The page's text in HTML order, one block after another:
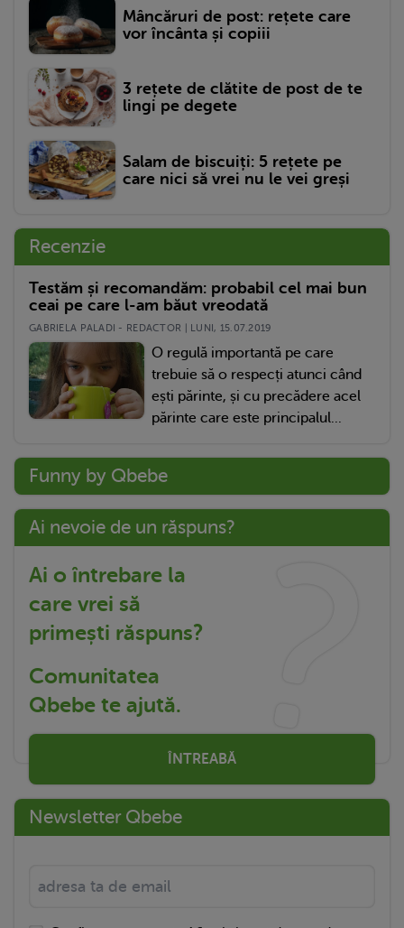
Mâncăruri de post: rețete care
vor încânta și copiii
3 rețete de clătite de post de te
lingi pe degete
Salam de biscuiți: 5 rețete pe
care nici să vrei nu le vei greși
Recenzie
Testăm și recomandăm: probabil cel mai bun
ceai pe care l-am băut vreodată
GABRIELA PALADI - REDACTOR | LUNI, 15.07.2019
O regulă importantă pe care
trebuie să o respecți atunci când
ești părinte, și cu precădere acel
părinte care este principalul...
Funny by Qbebe
Ai nevoie de un răspuns?
Ai o întrebare la
care vrei să
primești răspuns?
Comunitatea
Qbebe te ajută.
ÎNTREABĂ
Newsletter Qbebe